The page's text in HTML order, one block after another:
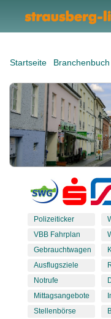
Startseite Branchenbuch
Polizeiticker
VBB Fahrplan
Gebrauchtwagen
Ausflugsziele
Notrufe
Mittagsangebote
Stellenbörse